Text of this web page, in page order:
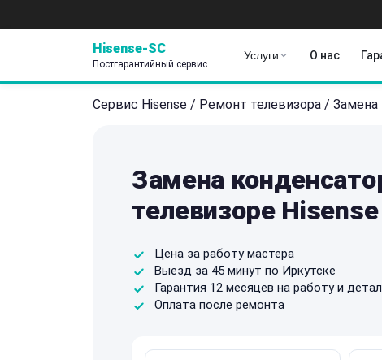
Hisense-SC
Постгарантийный сервис
Услуги О нас
Сервис Hisense / Ремонт телевизора / Замена
Замена
телевизоре
Цена за работу мастера
Выезд за 45 минут по Иркутске
Гарантия 12 месяцев на работу и
Оплата после ремонта